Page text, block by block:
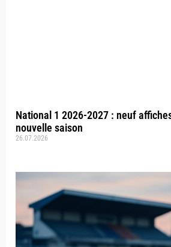
National 1 2026-2027 : neuf
nouvelle saison
26.07.2026